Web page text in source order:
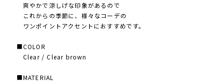
爽やかで涼しげな印象があるので
これからの季節に、様々なコーデの
ワンポイントアクセントにおすすめです。
■COLOR
Clear / Clear brown
■MATERIAL